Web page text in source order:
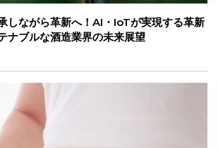
しながら革新へ！AI・IoTが実現する革新
ナブルな酒造業界の未来展望